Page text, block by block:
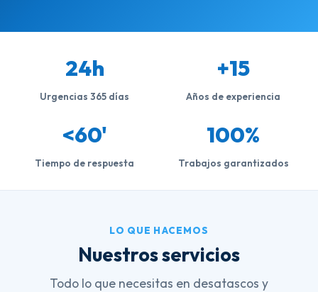
24h
Urgencias 365 días
+15
Años de experiencia
<60'
Tiempo de respuesta
100%
Trabajos garantizados
LO QUE HACEMOS
Nuestros servicios
Todo lo que necesitas en desatascos y